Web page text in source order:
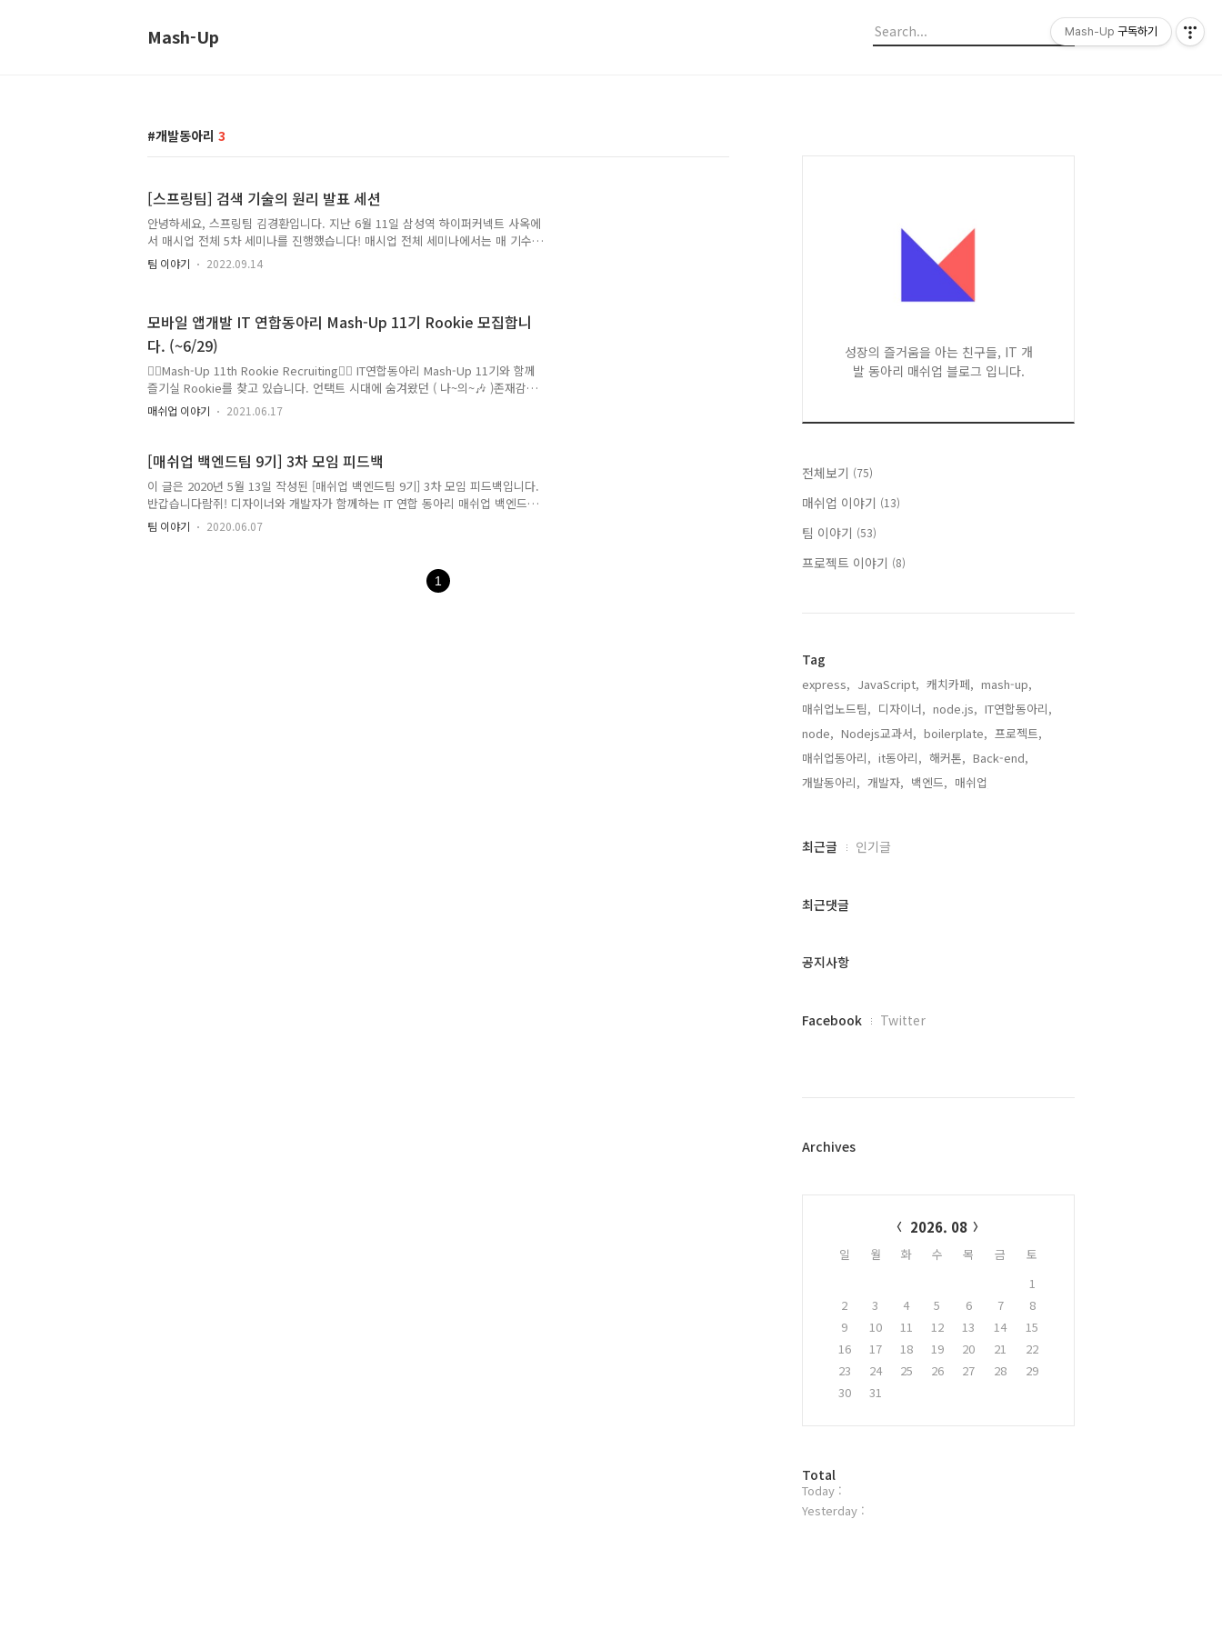
Mash-Up
개발동아리 3
[스프링팀] 검색 기술의 원리 발표 세션
안녕하세요, 스프링팀 김경환입니다. 지난 6월 11일 삼성역 하이퍼커넥트 사옥에
서 매시업 전체 5차 세미나를 진행했습니다! 매시업 전체 세미나에서는 매 기수
마다 모든 팀이 각각 두 세션 씩 주제를 정해서 발표를 하는데요, 12기 스프링팀
에서는 개발자의 사실과 오해를 다룬 개발자 밈을 소개하는 세션과, 검색 기술의
표 세션에 뜨거운 호응 보내주신 점 감사드립니다! 스프링팀 세션 중 제가 발표
한 검색 기술의 원리를 소개하는 세션 내용을 정리해서 공유하고자 합니다. 💡검
색이란? 검색 기술을 소개하기 앞서, 윌리를 같이 찾아볼까요? "윌리를 찾아
라"는 수많은 사..
팀 이야기 2022.09.14
모바일 앱개발 IT 연합동아리 Mash-Up 11기 Rookie 모집합니
다. (~6/29)
❤️‍🔥Mash-Up 11th Rookie Recruiting❤️‍🔥 IT연합동아리 Mash-Up 11기와 함께
즐기실 Rookie를 찾고 있습니다. 언택트 시대에 숨겨왔던 ( 나~의~🎶 )존재감을
뿜!뿜! 하고 싶은 사람을 찾습니다! 🚀 Mash-Up이란? Mash-Up은 개발, 디자인
에 관심과 열정이 있는 사람들이 모인 단체로 UX/UI Design, Android, iOS,
행과 함께 짝수 주에는 전체모임의 세미나 및 네트워킹을 진행하고 있으며, 이를
통하여 개인의 전문역량과 협업능력을 증대시키고자 합니다. 궁극적으로 Mash-
Up은 활동 기간동안 프로젝트 팀을 이뤄 서비스를 출시하는 것을 목표로 하고
있는 I..
매쉬업 이야기 2021.06.17
[매쉬업 백엔드팀 9기] 3차 모임 피드백
이 글은 2020년 5월 13일 작성된 [매쉬업 백엔드팀 9기] 3차 모임 피드백입니다.
반갑습니다람쥐! 디자이너와 개발자가 함께하는 IT 연합 동아리 매쉬업 백엔드팀
9기 팀장을 맡은 다람쥐입니다~ 지난 5월 9일 매쉬업 동아리 백엔드팀 9기 3차
팀모임이 있었습니다. 스페셜 게스트! 와 함께 했던 10분 세미나와 토이 프로젝
은 아래 링크로 자세하게 볼 수 있습니다! [매쉬업 백엔드팀 9기] #4. 장난나랑
지금하자, 토이 프로젝트 기획​ 매쉬업 동아리 백엔드팀 9기 3차 팀모임에 어떤
팀 이야기 2020.06.07
1
성장의 즐거움을 아는 친구들, IT 개
발 동아리 매쉬업 블로그 입니다.
전체보기 (75)
매쉬업 이야기 (13)
팀 이야기 (53)
프로젝트 이야기 (8)
Tag
express, JavaScript, 캐치카페, mash-up,
매쉬업노드팀, 디자이너, node.js, IT연합동아리,
node, Nodejs교과서, boilerplate, 프로젝트,
매쉬업동아리, it동아리, 해커톤, Back-end,
개발동아리, 개발자, 백엔드, 매쉬업,
최
과
글
최근글 인기글
최근댓글
공지사항
페
플
Facebook Twitter
Archives
2026. 08
일 월 화 수 목 금
토
1
2
3 4 5 6 7
8
9
10 11 12 13 14
15
16
17 18 19 20 21
22
23
24 25 26 27 28
29
30
31
방
문
자
Total
Today :
Yesterday :
Mash-Up 구독하기